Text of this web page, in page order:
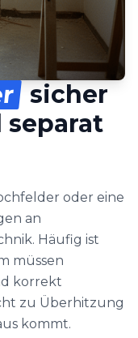
sicher
oder eine
an
Häufig ist
müssen
korrekt
zu Überhitzung
kommt.